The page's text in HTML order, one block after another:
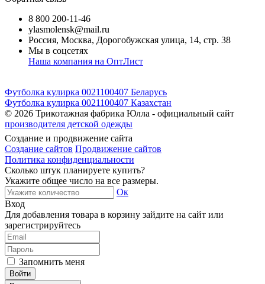
8 800 200-11-46
ylasmolensk@mail.ru
Россия, Москва, Дорогобужская улица, 14, стр. 38
Мы в соцсетях
Наша компания на ОптЛист
Футболка кулирка 0021100407 Беларусь
Футболка кулирка 0021100407 Казахстан
© 2026 Трикотажная фабрика Юлла - официальный сайт
производителя детской одежды
Создание и продвижение сайта
Создание сайтов Продвижение сайтов
Политика конфиденциальности
Сколько штук планируете купить?
Укажите общее число на все размеры.
Ок
Вход
Для добавления товара в корзину зайдите на сайт или
зарегистрируйтесь
Запомнить меня